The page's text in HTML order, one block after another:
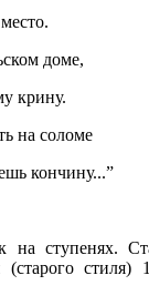
доме,
крину.
на соломе
кончину...”
на ступенях.
(старого